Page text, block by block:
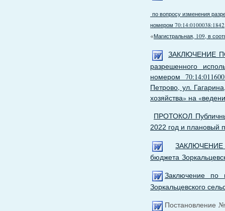
по вопросу изменения
номером
Магистральная, 109, в
»
ЗАКЛЮЧЕНИЕ
разрешенного
номером
Петрово, ул.
хозяйства» на
ПРОТОКОЛ
2022 год и плановый
бюджета
Заключение по
Зоркальцевского
Постановление